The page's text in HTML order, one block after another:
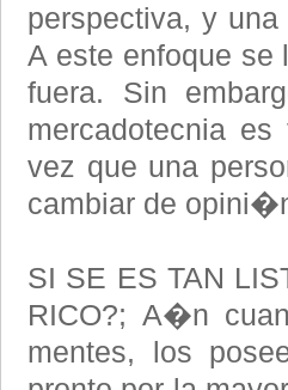
perspectiva, y
A este enfoque se
fuera. Sin
mercadotecnia
vez que una
cambiar de
SI SE ES TAN
RICO?; A�n
mentes, los